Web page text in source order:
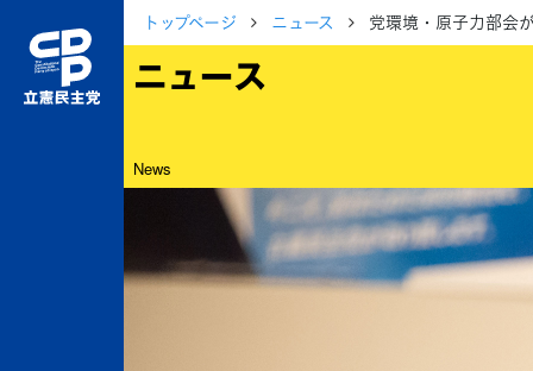
トップページ ニュース 党環境・原子力部会
ニュース
News